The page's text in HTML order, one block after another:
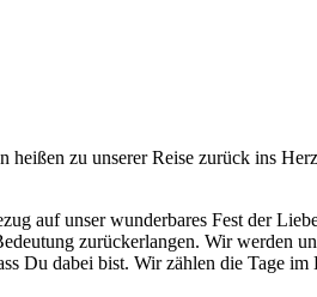
zu unserer Reise zurück ins
auf unser wunderbares Fest der
zurückerlangen. Wir werden
Du dabei bist. Wir zählen die Tage